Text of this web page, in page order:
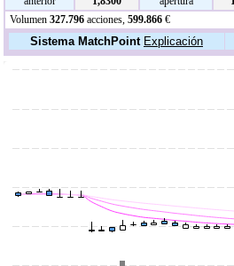
Volumen 327.796 acciones, 599.866 €